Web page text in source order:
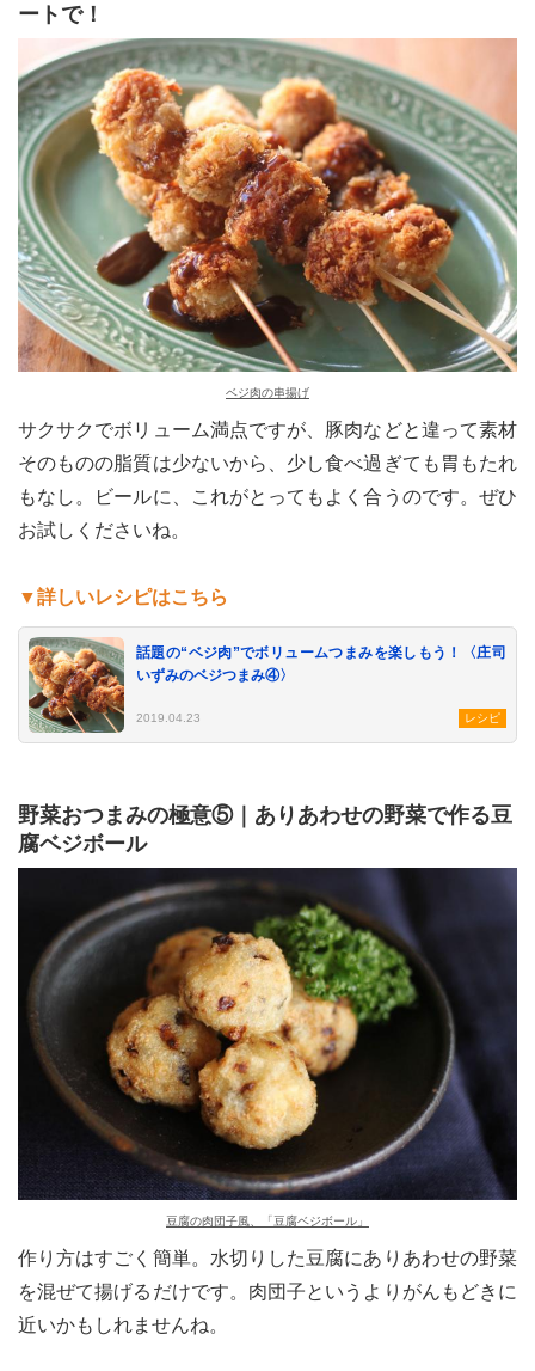
ートで！
ベジ肉の串揚げ
サクサクでボリューム満点ですが、豚肉などと違って素材
そのものの脂質は少ないから、少し食べ過ぎても胃もたれ
もなし。ビールに、これがとってもよく合うのです。ぜひ
お試しくださいね。
▼詳しいレシピはこちら
話題の“ベジ肉”でボリュームつまみを楽しもう！〈庄司
いずみのベジつまみ④〉
2019.04.23 レシピ
野菜おつまみの極意⑤｜ありあわせの野菜で作る豆
腐ベジボール
豆腐の肉団子風、「豆腐ベジボール」
作り方はすごく簡単。水切りした豆腐にありあわせの野菜
を混ぜて揚げるだけです。肉団子というよりがんもどきに
近いかもしれませんね。